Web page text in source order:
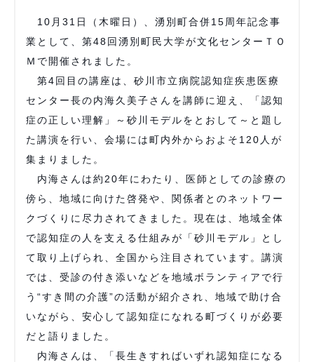
10月31日（木曜日）、湧別町合併15周年記念事
業として、第48回湧別町民大学が文化センターＴＯ
Ｍで開催されました。
第4回目の講座は、砂川市立病院認知症疾患医療
センター長の内海久美子さんを講師に迎え、「認知
症の正しい理解」～砂川モデルをとおして～と題し
た講演を行い、会場には町内外からおよそ120人が
集まりました。
内海さんは約20年にわたり、医師としての診療の
傍ら、地域に向けた啓発や、関係者とのネットワー
クづくりに尽力されてきました。現在は、地域全体
で認知症の人を支える仕組みが「砂川モデル」とし
て取り上げられ、全国から注目されています。講演
では、受診の付き添いなどを地域ボランティアで行
う“すき間の介護”の活動が紹介され、地域で助け合
いながら、安心して認知症になれる町づくりが必要
だと語りました。
内海さんは、「長生きすればいずれ認知症になる